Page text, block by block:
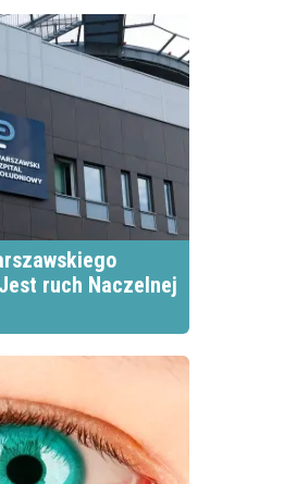
ruch Naczelnej